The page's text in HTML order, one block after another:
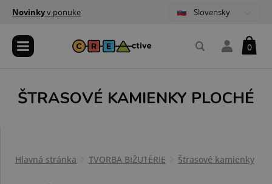
Novinkyv ponuke Slovensky
0
ŠTRASOVÉ KAMIENKY PLOCHÉ
Hlavná stránka TVORBA BIŽUTÉRIE Štrasové kamienky